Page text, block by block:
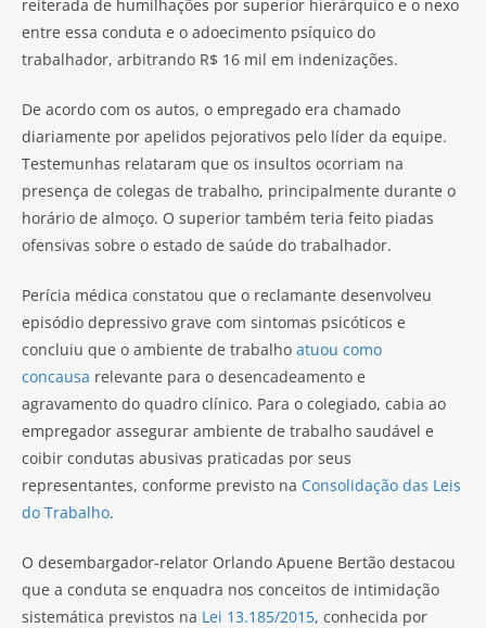
reiterada de humilhações por superior hierárquico e o nexo
entre essa conduta e o adoecimento psíquico do
trabalhador, arbitrando R$ 16 mil em indenizações.
De acordo com os autos, o empregado era chamado
diariamente por apelidos pejorativos pelo líder da equipe.
Testemunhas relataram que os insultos ocorriam na
presença de colegas de trabalho, principalmente durante o
horário de almoço. O superior também teria feito piadas
ofensivas sobre o estado de saúde do trabalhador.
Perícia médica constatou que o reclamante desenvolveu
episódio depressivo grave com sintomas psicóticos e
concluiu que o ambiente de trabalho atuou como
concausa relevante para o desencadeamento e
agravamento do quadro clínico. Para o colegiado, cabia ao
empregador assegurar ambiente de trabalho saudável e
coibir condutas abusivas praticadas por seus
representantes, conforme previsto na Consolidação das Leis
do Trabalho.
O desembargador-relator Orlando Apuene Bertão destacou
que a conduta se enquadra nos conceitos de intimidação
sistemática previstos na Lei 13.185/2015, conhecida por